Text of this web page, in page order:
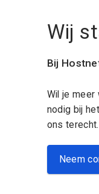
Wij
Bij
Wil je meer
nodig bij
ons
Neem